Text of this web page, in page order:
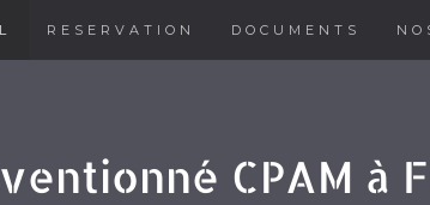
RESERVATION DOCUMENTS
CPAM à